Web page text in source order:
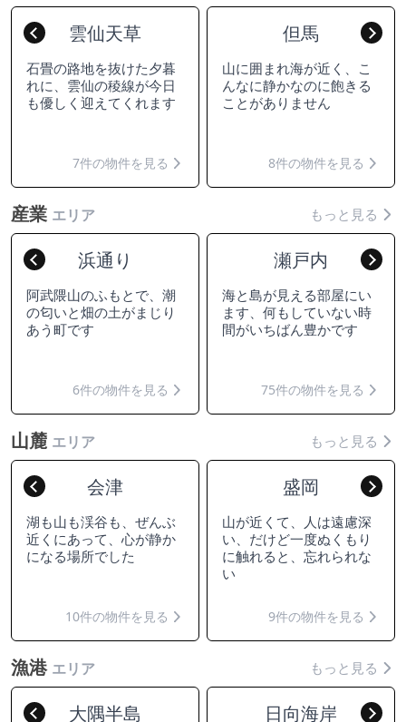
Previous
雲仙天草
石畳の路地を抜けた夕暮
れに、雲仙の稜線が今日
も優しく迎えてくれます
7件の物件を見る
但馬
山に囲まれ海が近く、こ
んなに静かなのに飽きる
ことがありません
8件の物件を見る
産業 エリア もっと見る
Previous浜通り
阿武隈山のふもとで、潮
の匂いと畑の土がまじり
あう町です
6件の物件を見る
瀬戸内
海と島が見える部屋にい
ます、何もしていない時
間がいちばん豊かです
75件の物件を見る
山麓 エリア もっと見る
Previous会津
湖も山も渓谷も、ぜんぶ
近くにあって、心が静か
になる場所でした
10件の物件を見る
盛岡
山が近くて、人は遠慮深
い、だけど一度ぬくもり
に触れると、忘れられな
い
9件の物件を見る
漁港 エリア もっと見る
Previous
大隅半島 日向海岸